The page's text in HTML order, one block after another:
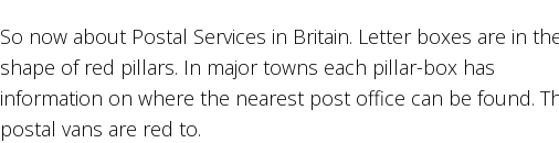
So now about Postal Services in Britain. Letter boxes are in
shape of red pillars. In major towns each pillar-box has
information on where the nearest post office can be found.
postal vans are red to.